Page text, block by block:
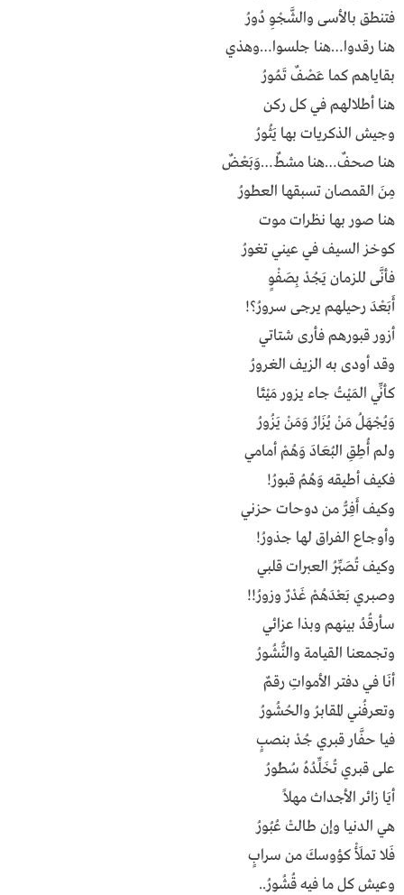
فــتـنـطـــق بالأســـــــــى والشَّـجْــــــوِ دُورُ
هـنا رقـدوا…هـنا جـلـســوا…وهــــــــــــذي
بــقـــايــاهـــم كـمـا عـَــصْــفٌ تَـمُـــــــــورُ
هـــنــــــا أطــلالـهــــم فـــي كــــل ركـــن
وجــيــش الـذكـريــات بـهـــــا يَـثُــــــــــورُ
هـنـــا صـحــفٌ…هـنــا مـشـــطٌ…وَبَعْــضٌ
مِـــنَ القمصــان تسبقهـــــــا العـطــــــــورُ
هــنـا صـــــور بـهـــا نــظـــرات مـــــوت
كـوخـز السـيـف فـي عيـنـي تـغـــــــــــورُ
فــأنَّـى للـــــزمــــان يَـــجُــــدْ بِــصَــفْـــــوٍ
أَبَــعْـــدَ رحـيـلـهـم يـرجـــــى ســـــرورُ؟!
أزور قـــبـــورهـــــم فــــــأرى شـــتـاتـي
وقـــد أودى بــه الـزيـــف الـغـــــــــــرورُ
كـأنِّي الـمَـيْـــتُ جــاء يــزور مَـيْـتـــــــــــًا
وَيُـجْـهَـــــلُ مَــنْ يُــزَارُ وَمَـنْ يَــــــــــزُورُ
ولــم أُطِــــقِ البُعَـــــادَ وَهُــــمْ أمــامــــــي
فـــكـيــف أطـيـقـــه وَهُــــمُ قـــبـــــــــورُ!
وكـيــف أَفِــرُّ مـــن دوحات حــزنـــــي
وأوجــــاع الفـــــــراق لهــــا جــــــــذورُ!
وكـيــف تُصَبِّرُ العبرات قــلــبــــــي
وصـبـــري بَـعـْــدَهُـــمْ غَـــــــدْرٌ وزورُ!!
ســــأرقُـــدُ بـيـنـهـــم وبــذا عــــــزائــــي
وتـجـمـعـنـــا القـيــامـــــة والنُّــشُــــــــورُ
أنَـــا فــي دفــتــــر الأمـــــــواتِ رقــــــمٌ
وتــعـــرفُــنــي المــقـــابــرُ والحُــشُــــورُ
فـيــا حـفَّـــار قـــبـــري جُـــدْ بـنـصـــــبٍ
عــلــى قــبـــري تُـخَـلِّـــــدُهُ سُــطــُـــــورُ
أيَـــــا زائـــــــر الأجــــــــداث مـهــــــــلاً
هــي الـدنـيــا وإن طــالــتْ عُــبُـــــــــــورُ
فَـلا تـمــلَأْ كـــؤوســكَ مــن ســــــــــرابٍ
وعـيـــش كــل مــا فـيــــــه قُــشُــــــــــورُ..